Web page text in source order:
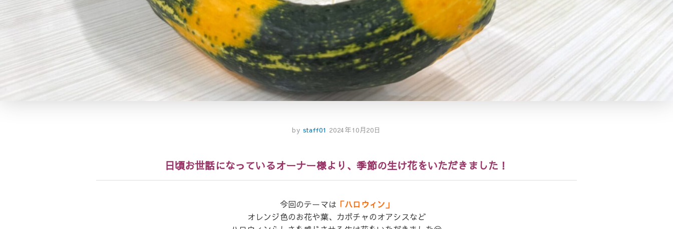
by staff01 2024年10月20日
日頃お世話になっているオーナー様より、季節の生け花をいただきました！
今回のテーマは 「ハロウィン」
オレンジ色のお花や葉、カボチャのオアシスなど